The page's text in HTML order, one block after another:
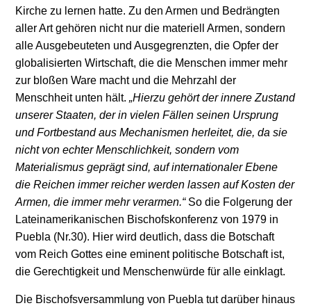
Kirche zu lernen hatte. Zu den Armen und Bedrängten
aller Art gehören nicht nur die materiell Armen, sondern
alle Ausgebeuteten und Ausgegrenzten, die Opfer der
globalisierten Wirtschaft, die die Menschen immer mehr
zur bloßen Ware macht und die Mehrzahl der
Menschheit unten hält.„Hierzu gehört der innere Zustand
unserer Staaten, der in vielen Fällen seinen Ursprung
und Fortbestand aus Mechanismen herleitet, die, da sie
nicht von echter Menschlichkeit, sondern vom
Materialismus geprägt sind, auf internationaler Ebene
die Reichen immer reicher werden lassen auf Kosten der
Armen, die immer mehr verarmen.“So die Folgerung der
Lateinamerikanischen Bischofskonferenz von 1979 in
Puebla (Nr.30). Hier wird deutlich, dass die Botschaft
vom Reich Gottes eine eminent politische Botschaft ist,
die Gerechtigkeit und Menschenwürde für alle einklagt.
Die Bischofsversammlung von Puebla tut darüber hinaus